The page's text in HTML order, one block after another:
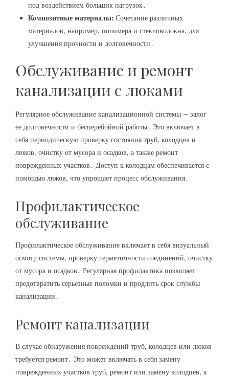
под воздействием больших нагрузок․
Композитные материалы: Сочетание различных
материалов‚ например‚ полимера и стекловолокна‚ для
улучшения прочности и долговечности․
Обслуживание и ремонт
канализации с люками
Регулярное обслуживание канализационной системы – залог
ее долговечности и бесперебойной работы․ Это включает в
себя периодическую проверку состояния труб‚ колодцев и
люков‚ очистку от мусора и осадков‚ а также ремонт
поврежденных участков․ Доступ к колодцам обеспечивается с
помощью люков‚ что упрощает процесс обслуживания․
Профилактическое
обслуживание
Профилактическое обслуживание включает в себя визуальный
осмотр системы‚ проверку герметичности соединений‚ очистку
от мусора и осадков․ Регулярная профилактика позволяет
предотвратить серьезные поломки и продлить срок службы
канализации․
Ремонт канализации
В случае обнаружения повреждений труб‚ колодцев или люков
требуется ремонт․ Это может включать в себя замену
поврежденных участков труб‚ ремонт или замену колодцев‚ а